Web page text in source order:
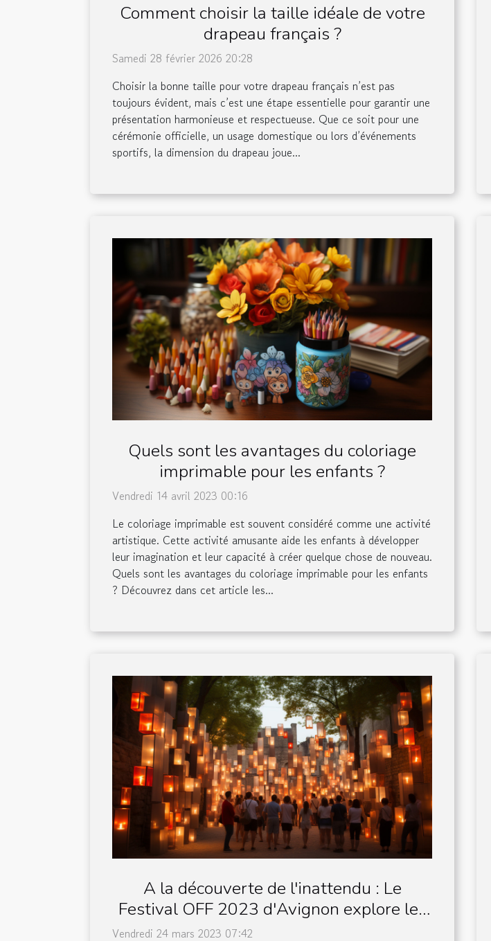
Comment choisir la taille idéale de votre
drapeau français ?
Samedi 28 février 2026 20:28
Choisir la bonne taille pour votre drapeau français n’est pas
toujours évident, mais c’est une étape essentielle pour garantir une
présentation harmonieuse et respectueuse. Que ce soit pour une
cérémonie officielle, un usage domestique ou lors d’événements
sportifs, la dimension du drapeau joue...
Quels sont les avantages du coloriage
imprimable pour les enfants ?
Vendredi 14 avril 2023 00:16
Le coloriage imprimable est souvent considéré comme une activité
artistique. Cette activité amusante aide les enfants à développer
leur imagination et leur capacité à créer quelque chose de nouveau.
Quels sont les avantages du coloriage imprimable pour les enfants
? Découvrez dans cet article les...
A la découverte de l'inattendu : Le
Festival OFF 2023 d'Avignon explore les
limites de l'expression artistique
Vendredi 24 mars 2023 07:42